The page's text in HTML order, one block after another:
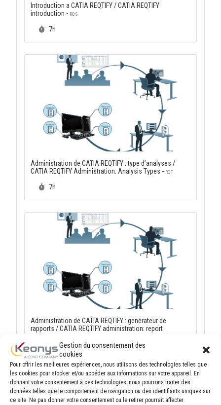
Gestion du consentement des
cookies
Pour offrir les meilleures expériences, nous utilisons des technologies telles que
les cookies pour stocker et/ou accéder aux informations sur votre appareil. En
donnant votre consentement à ces technologies, nous pourrons traiter des
données telles que le comportement de navigation ou des identifiants uniques sur
ce site. Ne pas donner votre consentement ou le retirer pourrait affecter
Introduction a CATIA REQTIFY / CATIA REQTIFY
introduction - RQS
Durée :
7h
Administration de CATIA REQTIFY : type d’analyses /
CATIA REQTIFY Administration: Analysis Types - RQT
Durée :
7h
Administration de CATIA REQTIFY : générateur de
rapports / CATIA REQTIFY administration: report
Durée :
7h
Catalogue